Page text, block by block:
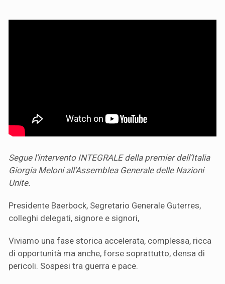
Segue l’intervento INTEGRALE della premier dell’Italia
Giorgia Meloni all’Assemblea Generale delle Nazioni
Unite.
Presidente Baerbock, Segretario Generale Guterres,
colleghi delegati, signore e signori,
Viviamo una fase storica accelerata, complessa, ricca
di opportunità ma anche, forse soprattutto, densa di
pericoli. Sospesi tra guerra e pace.